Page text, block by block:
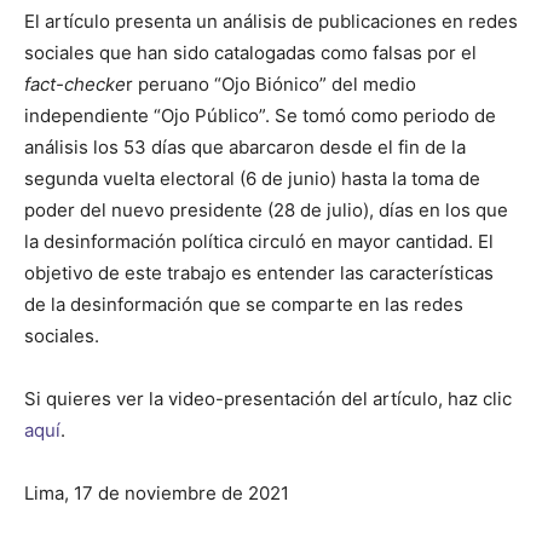
El artículo presenta un análisis de publicaciones en redes
sociales que han sido catalogadas como falsas por el
fact-checker peruano “Ojo Biónico” del medio
independiente “Ojo Público”. Se tomó como periodo de
análisis los 53 días que abarcaron desde el fin de la
segunda vuelta electoral (6 de junio) hasta la toma de
poder del nuevo presidente (28 de julio), días en los que
la desinformación política circuló en mayor cantidad. El
objetivo de este trabajo es entender las características
de la desinformación que se comparte en las redes
sociales.
Si quieres ver la video-presentación del artículo, haz clic
aquí.
Lima, 17 de noviembre de 2021